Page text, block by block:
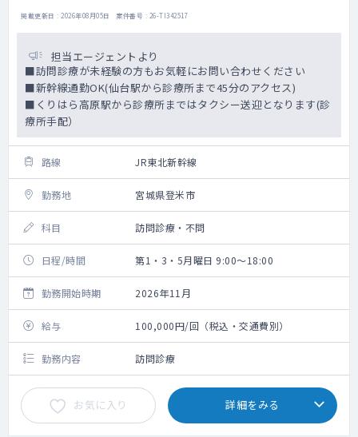
掲載更新日 : 2026年08月05日 案件番号 : 26-TI342517
担当エージェントより
■訪問診療が未経験の方もお気軽にお問い合わせください
■新幹線通勤OK(仙台駅から診療所まで45分のアクセス)
■くりはら高原駅から診療所まではタクシー送迎となります(診
療所手配）
路線 JR東北新幹線
勤務地 宮城県登米市
科目 訪問診療・不問
日程/時間 第1・3・5月曜日 9:00～18:00
勤務開始時期 2026年11月
給与 100,000円/回（税込・交通費別）
勤務内容 訪問診療
お気に入り 詳細をみる